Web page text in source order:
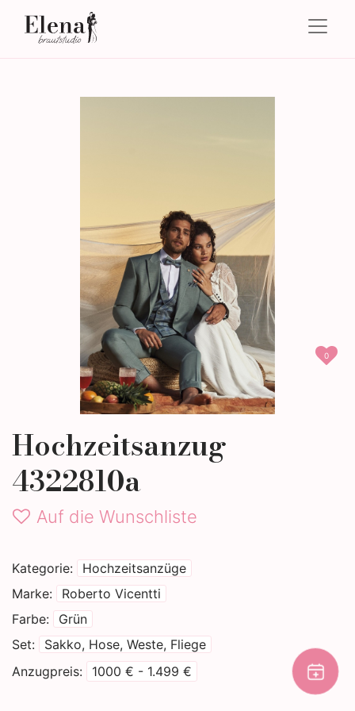
0
Hochzeitsanzug
4322810a
Auf die Wunschliste
Kategorie
Hochzeitsanzüge
Marke
Roberto Vicentti
Farbe
Grün
Set
Sakko, Hose, Weste, Fliege
Anzugpreis
1000 € - 1.499 €